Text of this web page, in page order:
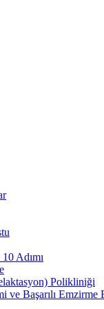
Adımı
Polikliniği
ve Başarılı Emzirme